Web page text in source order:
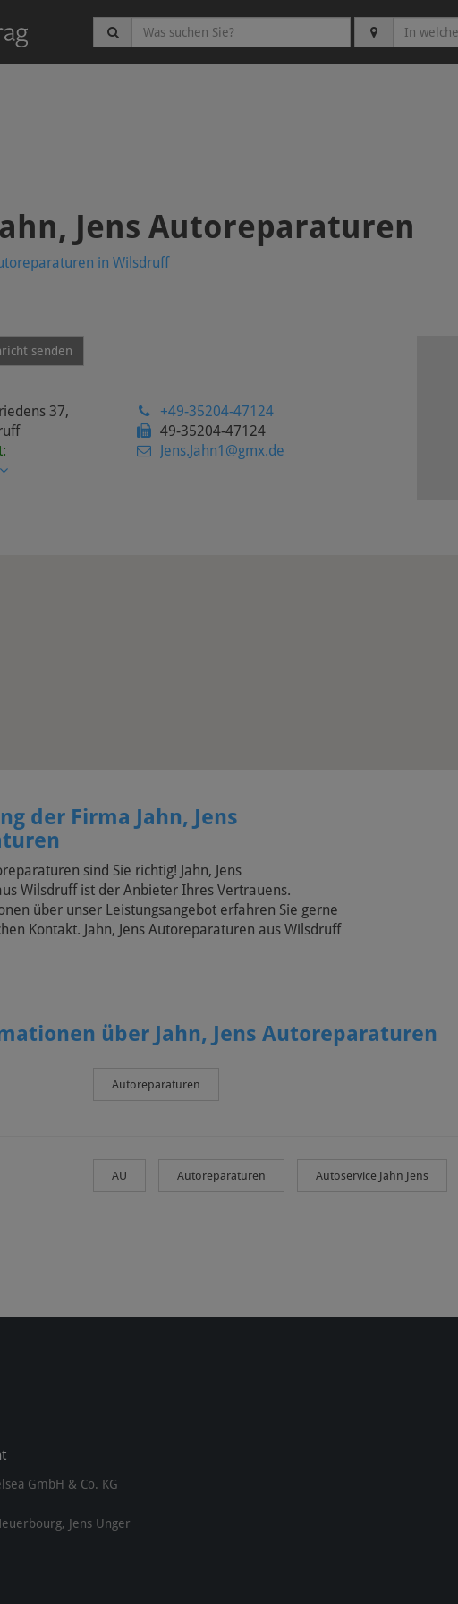
Jens Autoreparaturen
in Wilsdruff
senden
37,
+49-35204-47124
49-35204-47124
Jens.Jahn1@gmx.de
der Firma Jahn, Jens
sind Sie richtig! Jahn, Jens
Wilsdruff ist der Anbieter Ihres Vertrauens.
über unser Leistungsangebot erfahren Sie gerne
Kontakt. Jahn, Jens Autoreparaturen aus Wilsdruff
über Jahn, Jens Autoreparaturen
Autoreparaturen
AU Autoreparaturen Autoservice Jahn Jens
GmbH & Co. KG
Jens Unger